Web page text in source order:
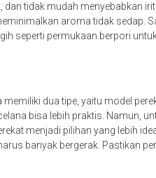
dan tidak mudah menyebabkan
aroma tidak sedap.
seperti permukaan berpori
dua tipe, yaitu model
bisa lebih praktis. Namun,
menjadi pilihan yang lebih
banyak bergerak. Pastikan